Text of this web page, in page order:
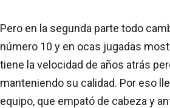
Pero en la segunda parte todo
número 10 y en ocas jugadas
tiene la velocidad de años atrás
manteniendo su calidad. Por eso
equipo, que empató de cabeza y